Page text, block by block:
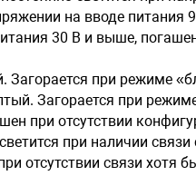
на вводе питания
30 В и выше,
при режиме
Загорается при
при отсутствии
при наличии
отсутствии связи хотя